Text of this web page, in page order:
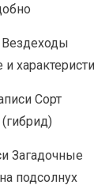
Вездеходы
и
Сорт
Загадочные
подсолнух